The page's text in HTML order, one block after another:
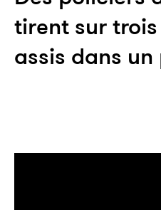
tirent sur
assis dans